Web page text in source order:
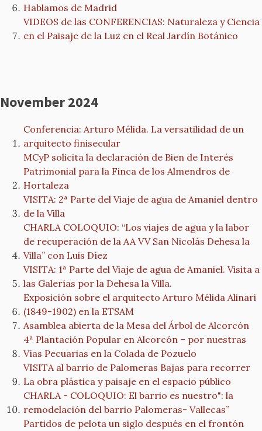
Hablamos de Madrid
VIDEOS de las CONFERENCIAS: Naturaleza y Ciencia
en el Paisaje de la Luz en el Real Jardín Botánico
November 2024
Conferencia: Arturo Mélida. La versatilidad de un
arquitecto finisecular
MCyP solicita la declaración de Bien de Interés
Patrimonial para la Finca de los Almendros de
Hortaleza
VISITA: 2ª Parte del Viaje de agua de Amaniel dentro
de la Villa
CHARLA COLOQUIO: “Los viajes de agua y la labor
de recuperación de la AA VV San Nicolás Dehesa la
Villa” con Luis Díez
VISITA: 1ª Parte del Viaje de agua de Amaniel. Visita a
las Galerías por la Dehesa la Villa.
Exposición sobre el arquitecto Arturo Mélida Alinari
(1849-1902) en la ETSAM
Asamblea abierta de la Mesa del Árbol de Alcorcón
4ª Plantación Popular en Alcorcón – por nuestras
Vías Pecuarias en la Colada de Pozuelo
VISITA al barrio de Palomeras Bajas para recorrer
La obra plástica y paisaje en el espacio público
CHARLA - COLOQUIO: El barrio es nuestro": la
remodelación del barrio Palomeras- Vallecas”
Partidos de pelota un siglo después en el frontón